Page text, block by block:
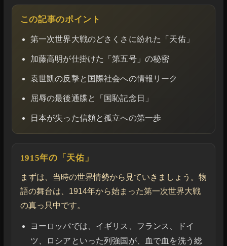
この記事のポイント
第一次世界大戦のどさくさに紛れた「天佑」
加藤高明が仕掛けた「第五号」の秘密
袁世凱の反撃と国際社会への情報リーク
屈辱の最後通牒と「国恥記念日」
日本が失った信頼と孤立への第一歩
1915年の「天佑」
まずは、当時の世界情勢から見ていきましょう。物
語の舞台は、1914年から始まった第一次世界大戦
の真っ只中です。
ヨーロッパでは、イギリス、フランス、ドイ
ツ、ロシアといった列強国が、血で血を洗う総